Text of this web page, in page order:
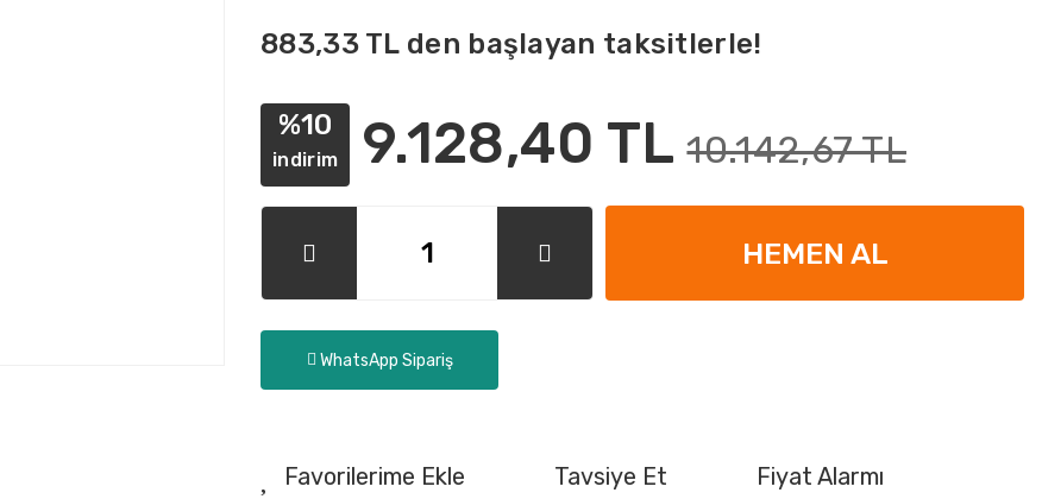
883,33 TL den başlayan taksitlerle!
%10
indirim 9.128,40 TL 10.142,67 TL
HEMEN AL
WhatsApp Sipariş
Tavsiye Et
Fiyat Alarmı